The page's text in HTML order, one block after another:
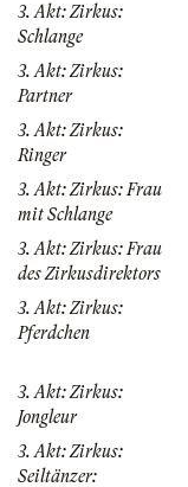
3. Akt: Zirkus:
Schlange
3. Akt: Zirkus:
Partner
3. Akt: Zirkus:
Ringer
3. Akt: Zirkus: Frau
mit Schlange
3. Akt: Zirkus: Frau
des Zirkusdirektors
3. Akt: Zirkus:
Pferdchen
3. Akt: Zirkus:
Jongleur
3. Akt: Zirkus:
Seiltänzer: